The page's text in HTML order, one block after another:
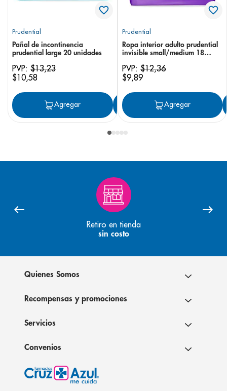
Prudential
Pañal de incontinencia
prudential large 20 unidades
PVP: $13,23
$10,58
Agregar Agregar
Prudential
Ropa interior adulto prudential
invisible small/medium 18
PVP:$12,36
$9,89
Agregar
Retiro en tienda
sin costo
Quienes Somos
Recompensas y promociones
Servicios
Convenios